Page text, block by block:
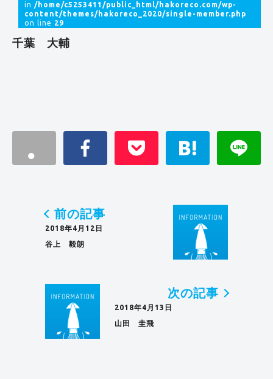
in /home/c5253411/public_html/hakoreco.com/wp-
content/themes/hakoreco_2020/single-member.php
on line 29
千葉 大輔
前の記事
2018年4月12日
谷上 毅朗
次の記事
2018年4月13日
山田 圭飛